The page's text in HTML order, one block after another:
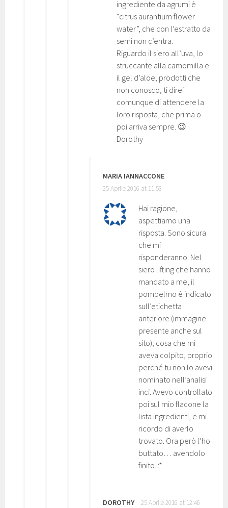
ingrediente da agrumi è
“citrus aurantium flower
water”, che con l’estratto da
semi non c’entra.
Riguardo il siero all’uva, lo
struccante alla camomilla e
il gel d’aloe, prodotti che
non conosco, ti direi
comunque di attendere la
loro risposta, che prima o
poi arriva sempre. 😉
Dorothy
MARIA IANNACCONE
25 Aprile 2016 at 11:53
Hai ragione,
aspettiamo una
risposta. Sono sicura
che mi
risponderanno. Nel
siero lifting che hanno
mandato a me, il
pompelmo è indicato
sull’etichetta
anteriore (immagine
presente anche sul
sito), cosa che mi
aveva colpito, proprio
perché tu non lo avevi
nominato nell’analisi
inci. Avevo controllato
poi sul mio flacone la
lista ingredienti, e mi
ricordo di averlo
trovato. Ora però l’ho
buttato… avendolo
finito. :*
DOROTHY 25 Aprile 2016 at 12:46